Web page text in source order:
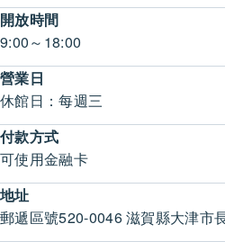
開放時間
9:00～18:00
營業日
休館日：每週三
付款方式
可使用金融卡
地址
郵遞區號520-0046 滋賀縣大津市